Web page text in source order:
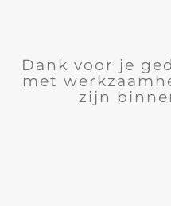
Dank voor je
met
zijn